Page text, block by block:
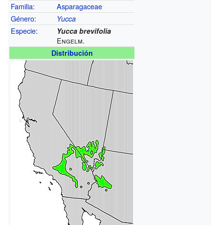
Familia:
Asparagaceae
Género: Yucca
Especie: Yucca brevifolia
Engelm.
Distribución